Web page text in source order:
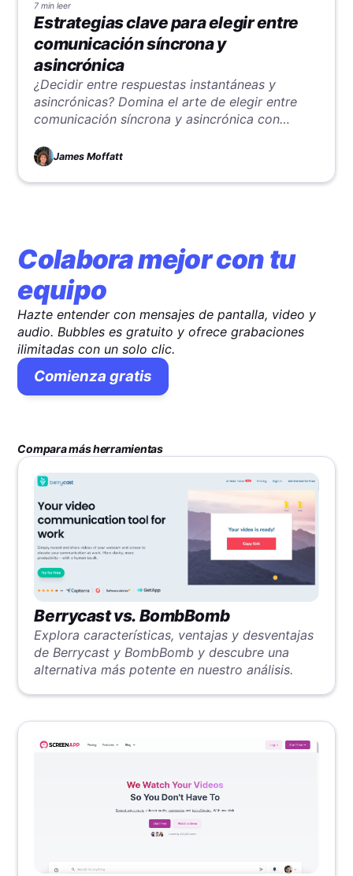
7 min leer
Estrategias clave para elegir entre
comunicación síncrona y
asincrónica
¿Decidir entre respuestas instantáneas y
asincrónicas? Domina el arte de elegir entre
comunicación síncrona y asincrónica con
cualquier situación.
James Moffatt
Colabora mejor con tu
equipo
Hazte entender con mensajes de pantalla, video y
audio. Bubbles es gratuito y ofrece grabaciones
ilimitadas con un solo clic.
Comienza gratis
Compara más herramientas
Berrycast vs. BombBomb
Explora características, ventajas y desventajas
de Berrycast y BombBomb y descubre una
alternativa más potente en nuestro análisis.